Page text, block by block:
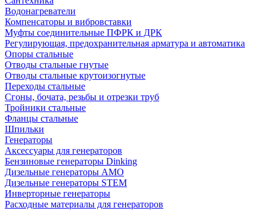
Водонагреватели
Компенсаторы и вибровставки
Муфты соединительные ПФРК и ДРК
Регулирующая, предохранительная арматура и автоматика
Опоры стальные
Отводы стальные гнутые
Отводы стальные крутоизогнутые
Переходы стальные
Сгоны, бочата, резьбы и отрезки труб
Тройники стальные
Фланцы стальные
Шпильки
Генераторы
Аксессуары для генераторов
Бензиновые генераторы Dinking
Дизельные генераторы AMO
Дизельные генераторы STEM
Инверторные генераторы
Расходные материалы для генераторов